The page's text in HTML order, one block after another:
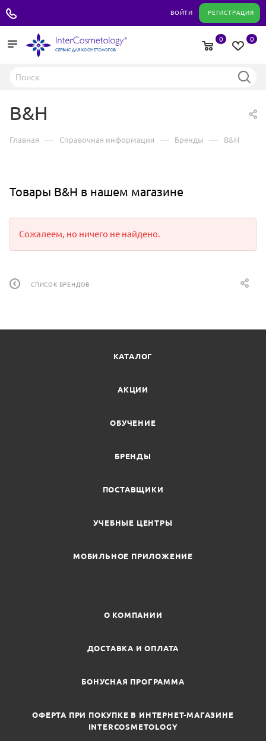
ВОЙТИ РЕГИСТРАЦИЯ
0
0
B&H
Главная — Справочная информация — Бренды — B&H
Товары B&H в нашем магазине
Сожалеем, но ничего не найдено.
СПИСОК БРЕНДОВ
КАТАЛОГ
АКЦИИ
ОБУЧЕНИЕ
БРЕНДЫ
ПОСТАВЩИКИ
УЧЕБНЫЕ ЦЕНТРЫ
МОБИЛЬНОЕ ПРИЛОЖЕНИЕ
О КОМПАНИИ
ДОСТАВКА И ОПЛАТА
БОНУСНАЯ ПРОГРАММА
ОФЕРТА ПРИ ПОКУПКЕ В ИНТЕРНЕТ-МАГАЗИНЕ
INTERCOSMETOLOGY